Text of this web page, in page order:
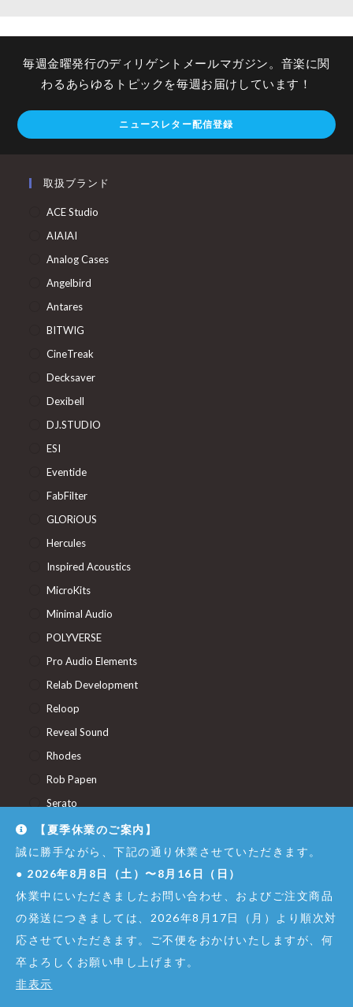
毎週金曜発行のディリゲントメールマガジン。音楽に関
わるあらゆるトピックを毎週お届けしています！
ニュースレター配信登録
取扱ブランド
ACE Studio
AIAIAI
Analog Cases
Angelbird
Antares
BITWIG
CineTreak
Decksaver
Dexibell
DJ.STUDIO
ESI
Eventide
FabFilter
GLORiOUS
Hercules
Inspired Acoustics
MicroKits
Minimal Audio
POLYVERSE
Pro Audio Elements
Relab Development
Reloop
Reveal Sound
Rhodes
Rob Papen
Serato
SHIMBOL
Spectrasonics
STAY
Studiologic
Sugar Bytes
Synapse Audio Software
Thunderplugs
U-He
【夏季休業のご案内】
誠に勝手ながら、下記の通り休業させていただきます。
● 2026年8月8日（土）〜8月16日（日）
休業中にいただきましたお問い合わせ、およびご注文商品
の発送につきましては、2026年8月17日（月）より順次対
応させていただきます。ご不便をおかけいたしますが、何
卒よろしくお願い申し上げます。
非表示